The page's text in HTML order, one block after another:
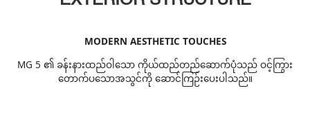
MODERN AESTHETIC TOUCHES
MG 5 ၏ ခန်းနားထည်ဝါသော ကိုယ်ထည်တည်ဆောက်ပုံသည် ဝင့်ကြွား
တောက်ပသောအသွင်ကို ဆောင်ကြဉ်းပေးပါသည်။